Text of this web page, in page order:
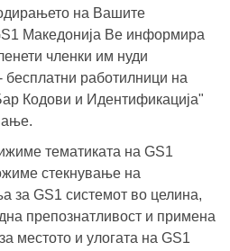
на Вашите
Македонија Ве информира
членки им нуди
бесплатни работилници на
Кодови и Идентификација"
тематиката на GS1
стекнување на
за GS1 системот во целина,
препознатливост и примена
местото и улогата на GS1